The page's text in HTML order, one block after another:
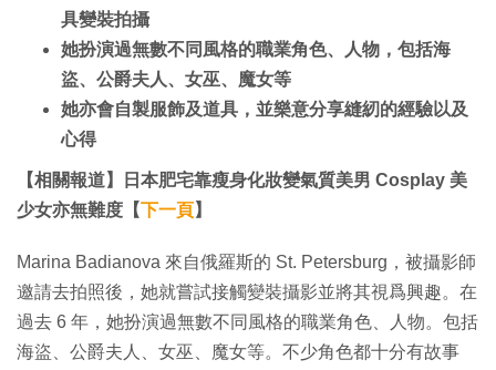
具變裝拍攝
她扮演過無數不同風格的職業角色、人物，包括海
盜、公爵夫人、女巫、魔女等
她亦會自製服飾及道具，並樂意分享縫紉的經驗以及
心得
【相關報道】日本肥宅靠瘦身化妝變氣質美男 Cosplay 美
少女亦無難度【下一頁】
Marina Badianova 來自俄羅斯的 St. Petersburg，被攝影師
邀請去拍照後，她就嘗試接觸變裝攝影並將其視爲興趣。在
過去 6 年，她扮演過無數不同風格的職業角色、人物。包括
海盜、公爵夫人、女巫、魔女等。不少角色都十分有故事